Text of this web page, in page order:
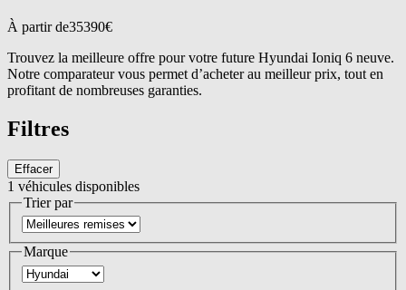
À partir de35390€
Trouvez la meilleure offre pour votre future Hyundai Ioniq 6 neuve.
Notre comparateur vous permet d’acheter au meilleur prix, tout en
profitant de nombreuses garanties.
Filtres
Effacer
1 véhicules disponibles
Trier par
Marque